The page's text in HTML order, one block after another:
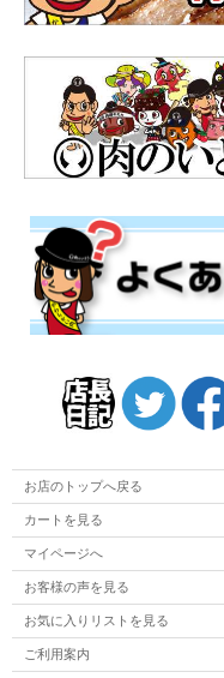
お店のトップへ戻る
カートを見る
マイページへ
お客様の声を見る
お気に入りリストを見る
ご利用案内